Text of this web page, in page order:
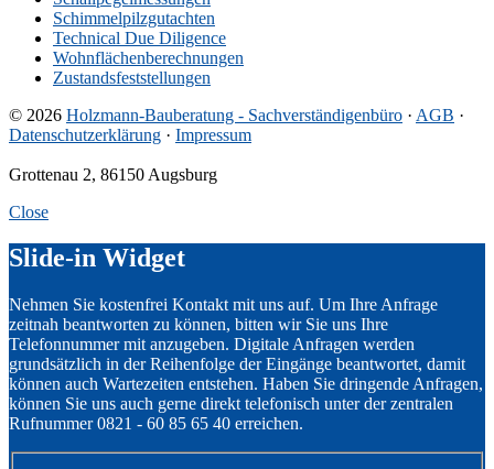
Schimmelpilzgutachten
Technical Due Diligence
Wohnflächenberechnungen
Zustandsfeststellungen
© 2026 Holzmann-Bauberatung - Sachverständigenbüro · AGB ·
Datenschutzerklärung · Impressum
Grottenau 2, 86150 Augsburg
Close
Slide-in Widget
Nehmen Sie kostenfrei Kontakt mit uns auf. Um Ihre Anfrage
zeitnah beantworten zu können, bitten wir Sie uns Ihre
Telefonnummer mit anzugeben. Digitale Anfragen werden
grundsätzlich in der Reihenfolge der Eingänge beantwortet, damit
können auch Wartezeiten entstehen. Haben Sie dringende Anfragen,
können Sie uns auch gerne direkt telefonisch unter der zentralen
Rufnummer 0821 - 60 85 65 40 erreichen.